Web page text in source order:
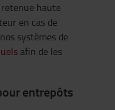
haute
en cas de
systèmes de
afin de les
entrepôts